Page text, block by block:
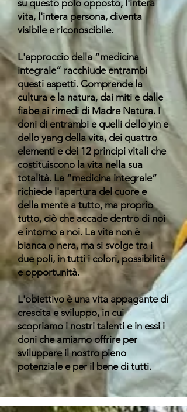
su questo polo opposto, l'intera
vita, l'intera persona, diventa
visibile e riconoscibile.
L'approccio della “medicina
integrale” racchiude entrambi
questi aspetti. Comprende la
cultura e la natura, dai miti e dalle
fiabe ai rimedi di Madre Natura. I
doni di entrambi e quelli dello yin e
dello yang della vita, dei quattro
elementi e dei 12 principi vitali che
costituiscono la vita nella sua
totalità. La “medicina integrale”
richiede l'apertura del cuore e
della mente a tutto, ma proprio
tutto, ciò che accade dentro di noi
e intorno a noi. La vita non è
bianca o nera, ma si svolge tra i
due poli, in tutti i colori, possibilità
e opportunità.
L'obiettivo è una vita appagante di
crescita e sviluppo, in cui
scopriamo i nostri talenti e in essi i
doni che amiamo offrire per
sviluppare il nostro pieno
potenziale e per il bene di tutti.